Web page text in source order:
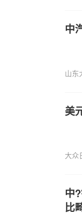
中
山东
美
大众
中
比